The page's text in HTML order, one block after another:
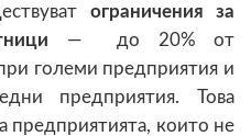
ограничения за
— до 20% от
големи предприятия и
предприятия. Това
предприятията, които не